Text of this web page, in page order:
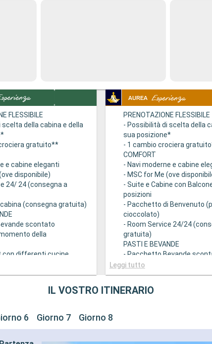
FLESSIBILE
scelta della cabina e della
gratuito**
e cabine eleganti
disponibile)
24/ 24 (consegna a
cabina (consegna gratuita)
scontato
della
con differenti cucine
con piatti gourmet
qualsiasi esigenza
richiedere il turno preferito
su un Pacchetto
PRENOTAZIONE FLESSIBILE
- Possibilità di scelta della
sua posizione*
- 1 cambio crociera
COMFORT
- Navi moderne e cabine
- MSC for Me (ove
- Suite e Cabine con
posizioni
- Pacchetto di Benvenuto
cioccolato)
- Room Service 24/24
gratuita)
PASTI E BEVANDE
- Pacchetto Bevande
disponibile al momento della
prenotazione
- Ristoranti Principali con
Leggi tutto
IL VOSTRO ITINERARIO
6 Giorno 7 Giorno 8